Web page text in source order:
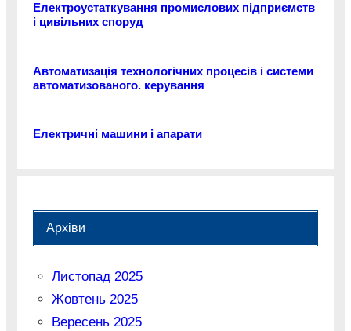
Електроустаткування промислових підприємств
і цивільних споруд
Автоматизація технологічних процесів і системи
автоматизованого. керування
Електричні машини і апарати
Архіви
Листопад 2025
Жовтень 2025
Вересень 2025